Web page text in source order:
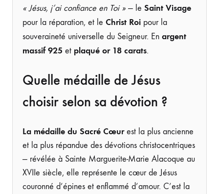
« Jésus, j’ai confiance en Toi » — le Saint Visage
pour la réparation, et le Christ Roi pour la
souveraineté universelle du Seigneur. En argent
massif 925 et plaqué or 18 carats.
Quelle médaille de Jésus
choisir selon sa dévotion ?
La médaille du Sacré Cœurest la plus ancienne
et la plus répandue des dévotions christocentriques
— révélée à Sainte Marguerite-Marie Alacoque au
XVIIe siècle, elle représente le cœur de Jésus
couronné d’épines et enflammé d’amour. C’est la